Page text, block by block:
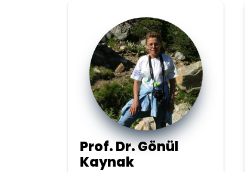
Prof. Dr. Gönül
Kaynak